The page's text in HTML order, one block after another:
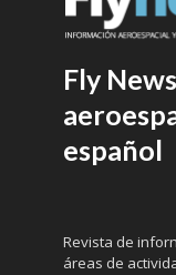
Fly
español
Revista de
áreas de